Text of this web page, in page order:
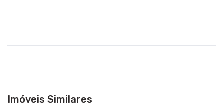
Imóveis Similares